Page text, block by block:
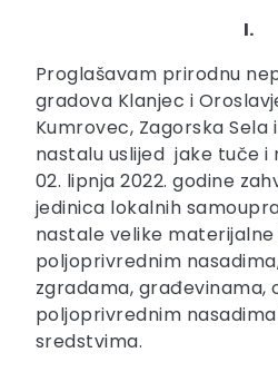
I.
Proglašavam prirodnu
gradova Klanjec i
Kumrovec, Zagorska Sela
nastalu uslijed jake tuče i
02. lipnja 2022. godine
jedinica lokalnih
nastale velike
poljoprivrednim
zgradama, građevinama,
poljoprivrednim
sredstvima.